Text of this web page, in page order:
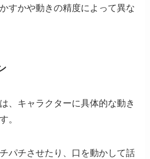
すかや動きの精度によって異な
、キャラクターに具体的な動き
。
パチさせたり、口を動かして話